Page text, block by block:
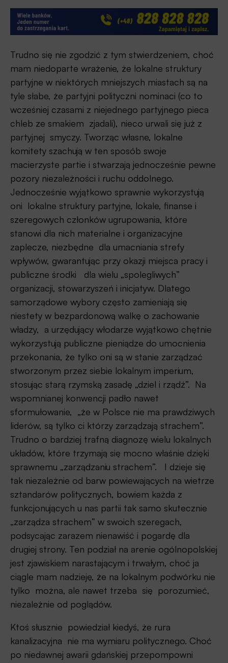
Trudno się nie zgodzić z tym stwierdzeniem, choć
mam niedoparte wrażenie, że lokalne struktury
partyjne w niektórych mniejszych miastach są na
tyle słabe, że partyjni polityczni nominaci (co to
wcześniej czasami z niejednego partyjnego pieca
chleb ze smakiem zjadali), nieco urwali się już z
partyjnej smyczy. Tworząc własne, lokalne
komitety szachują w ten sposób swoje
macierzyste partie i stwarzają jednocześnie pewne
pozory niezależności i ruchu oddolnego.
Jednocześnie wyjątkowo sprawnie wykorzystują
oni lokalne struktury partyjne, lokale, finanse i
szeregowych członków ugrupowania, które
stanowi dla nich materialne i organizacyjne
zaplecze, niezbędne dla umacniania strefy
wpływów, gwarantując przy okazji miejsca pracy i
publiczne środki dla wielu „spolegliwych”
organizacji, stowarzyszeń i inicjatyw. Dlatego
samorządowe wybory często zamieniają się
niestety w bezpardonową walkę o zachowanie
władzy, a urzędujący włodarze wyjątkowo chętnie
wykorzystują publiczne pieniądze do umocnienia
przekonania, że tylko oni są w stanie zarządzać
stworzonym przez siebie lokalnym imperium,
stosując starą rzymską zasadę „dziel i rządź”. Na
wspomnianej konwencji padło nawet
sformułowanie, „że w Polsce nie ma prawdziwych
liderów, są tylko ci którzy zarządzają strachem”.
Trudno o bardziej trafną diagnozę wielu lokalnych
układów, które trzymają się mocno właśnie dzięki
sprawnemu „zarządzaniu strachem”. I dzieje się
tak niezależnie od barw powiewających na wietrze
sztandarów politycznych, bowiem każda z
funkcjonujących u nas partii tak samo skutecznie
„zarządza strachem” w swoich szeregach,
podsycając zarazem nienawiść i pogardę dla
drugiej strony. Ten podział na arenie ogólnopolskiej
jest zjawiskiem narastającym i trwałym, choć ja
ciągle mam nadzieję, że na lokalnym podwórku nie
tylko można, ale nawet trzeba się porozumieć,
niezależnie od poglądów.
Ktoś słusznie powiedział kiedyś, że rura
kanalizacyjna nie ma wymiaru politycznego. Choć
po niedawnej awarii gdańskiej przepompowni